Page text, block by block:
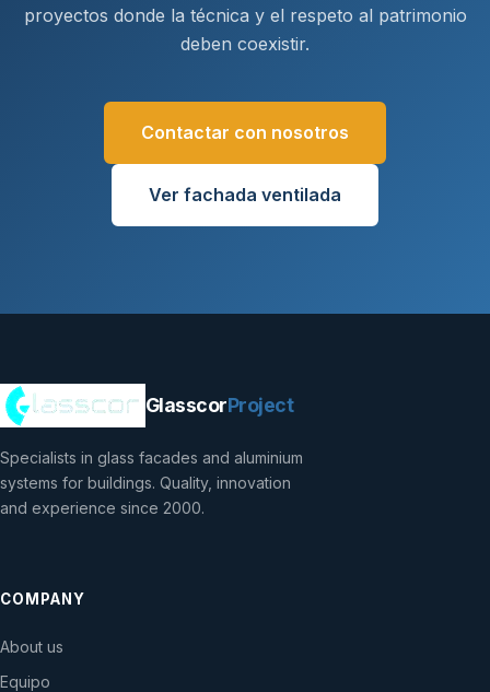
proyectos donde la técnica y el respeto al patrimonio
deben coexistir.
Contactar con nosotros
Ver fachada ventilada
GlasscorProject
Specialists in glass facades and aluminium
systems for buildings. Quality, innovation
and experience since 2000.
COMPANY
About us
Equipo